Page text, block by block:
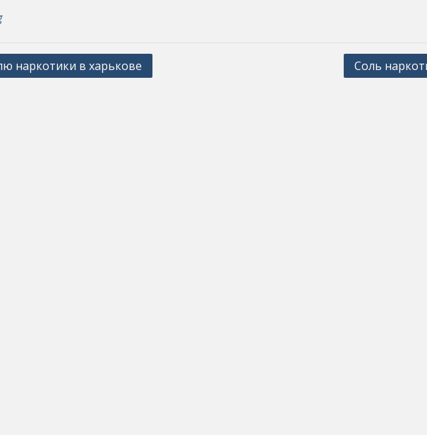
наркотики в харькове Соль